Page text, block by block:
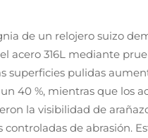
de un relojero suizo
acero 316L mediante
superficies pulidas
40 %, mientras que los
la visibilidad de
controladas de abrasión.